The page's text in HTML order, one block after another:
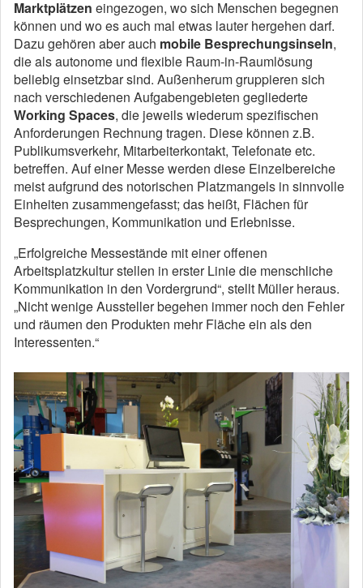
Marktplätzen eingezogen, wo sich Menschen begegnen
können und wo es auch mal etwas lauter hergehen darf.
Dazu gehören aber auch mobile Besprechungsinseln,
die als autonome und flexible Raum-in-Raumlösung
beliebig einsetzbar sind. Außenherum gruppieren sich
nach verschiedenen Aufgabengebieten gegliederte
Working Spaces, die jeweils wiederum spezifischen
Anforderungen Rechnung tragen. Diese können z.B.
Publikumsverkehr, Mitarbeiterkontakt, Telefonate etc.
betreffen. Auf einer Messe werden diese Einzelbereiche
meist aufgrund des notorischen Platzmangels in sinnvolle
Einheiten zusammengefasst; das heißt, Flächen für
Besprechungen, Kommunikation und Erlebnisse.
„Erfolgreiche Messestände mit einer offenen
Arbeitsplatzkultur stellen in erster Linie die menschliche
Kommunikation in den Vordergrund“, stellt Müller heraus.
„Nicht wenige Aussteller begehen immer noch den Fehler
und räumen den Produkten mehr Fläche ein als den
Interessenten.“